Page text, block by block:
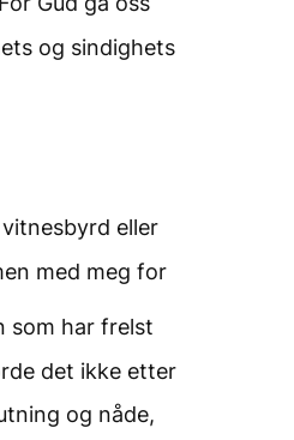
og sindighets
eller
med meg for
som har frelst
det ikke etter
og nåde,